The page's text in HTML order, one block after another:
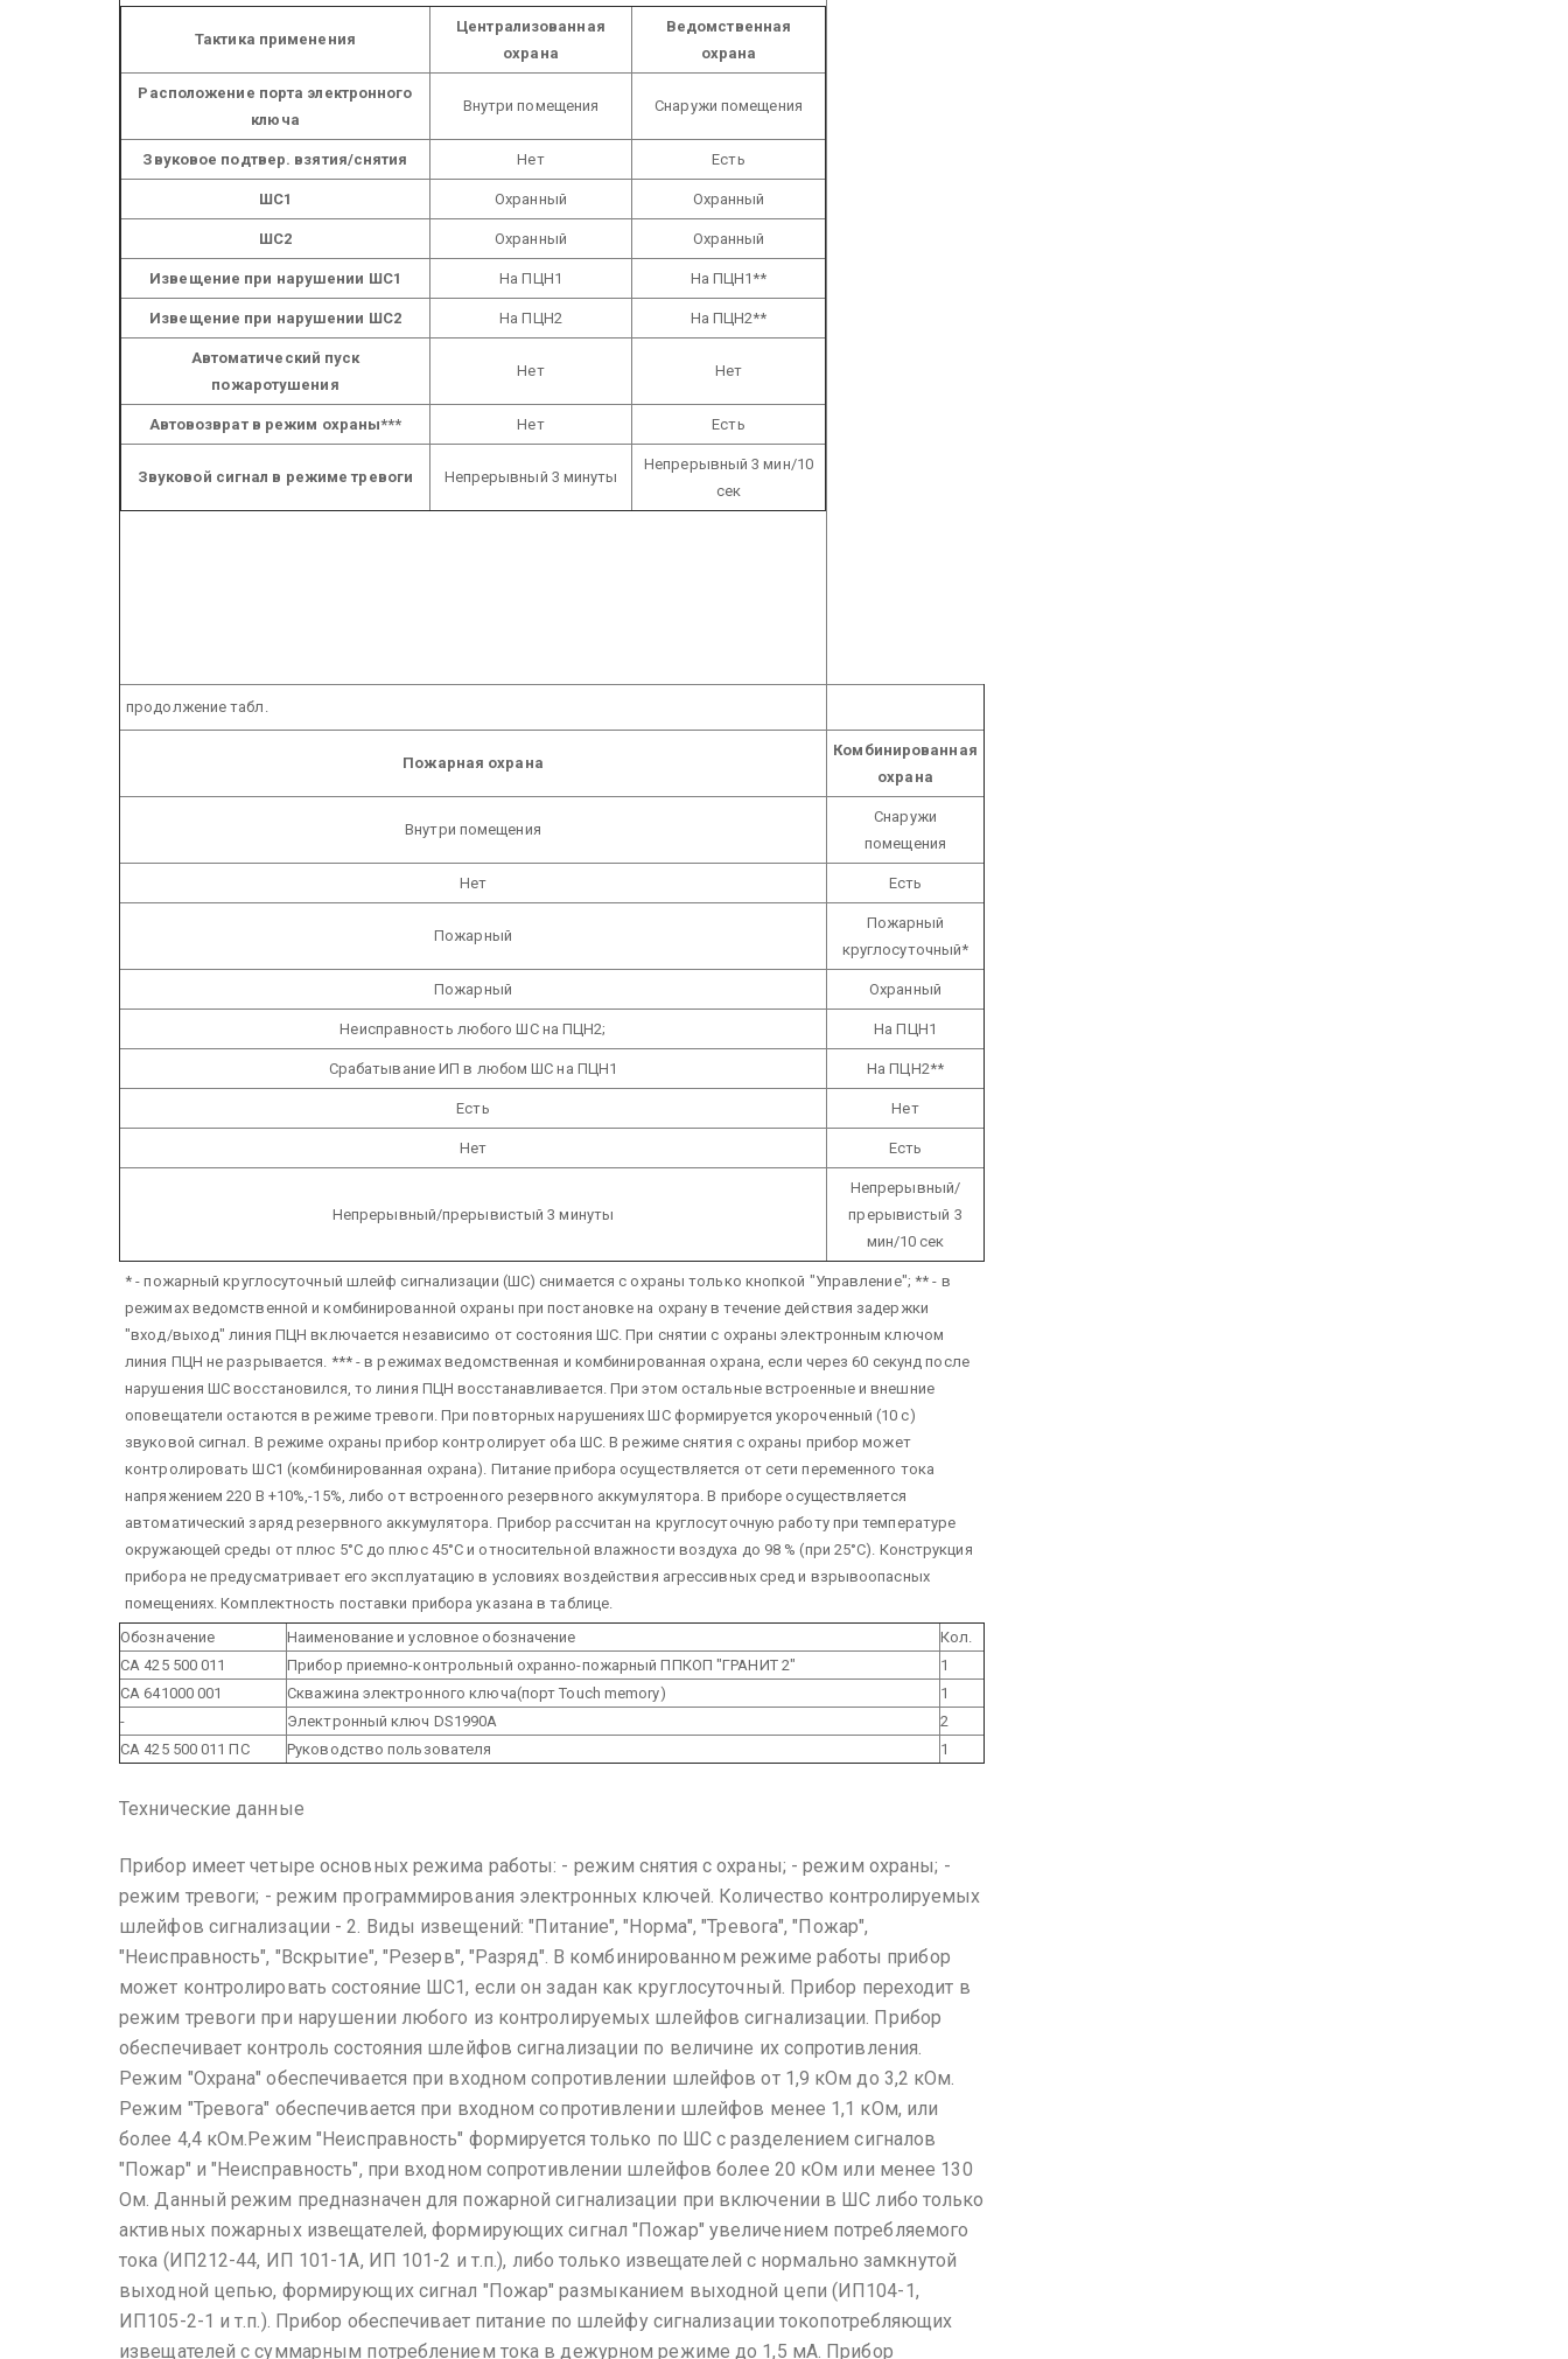
Тактика применения
Централизованная
охрана
Ведомственная
охрана
Расположение порта электронного
ключа
Внутри помещения Снаружи помещения
Звуковое подтвер. взятия/снятия Нет Есть
ШС1 Охранный Охранный
ШС2 Охранный Охранный
Извещение при нарушении ШС1 На ПЦН1 На ПЦН1**
Извещение при нарушении ШС2 На ПЦН2 На ПЦН2**
Автоматический пуск
пожаротушения
Нет Нет
Автовозврат в режим охраны*** Нет Есть
Звуковой сигнал в режиме тревоги Непрерывный 3 минуты
Непрерывный 3 мин/10
сек
продолжение табл.
Пожарная охрана
Комбинированная
охрана
Внутри помещения
Снаружи
помещения
Нет Есть
Пожарный
Пожарный
круглосуточный*
Пожарный Охранный
Неисправность любого ШС на ПЦН2; На ПЦН1
Срабатывание ИП в любом ШС на ПЦН1 На ПЦН2**
Есть Нет
Нет Есть
Непрерывный/прерывистый 3 минуты
Непрерывный/
прерывистый 3
мин/10 сек
* - пожарный круглосуточный шлейф сигнализации (ШС) снимается с охраны только кнопкой "Управление"; ** - в
режимах ведомственной и комбинированной охраны при постановке на охрану в течение действия задержки
"вход/выход" линия ПЦН включается независимо от состояния ШС. При снятии с охраны электронным ключом
линия ПЦН не разрывается. *** - в режимах ведомственная и комбинированная охрана, если через 60 секунд после
нарушения ШС восстановился, то линия ПЦН восстанавливается. При этом остальные встроенные и внешние
оповещатели остаются в режиме тревоги. При повторных нарушениях ШС формируется укороченный (10 с)
звуковой сигнал. В режиме охраны прибор контролирует оба ШС. В режиме снятия с охраны прибор может
контролировать ШС1 (комбинированная охрана). Питание прибора осуществляется от сети переменного тока
напряжением 220 В +10%,-15%, либо от встроенного резервного аккумулятора. В приборе осуществляется
автоматический заряд резервного аккумулятора. Прибор рассчитан на круглосуточную работу при температуре
окружающей среды от плюс 5°С до плюс 45°С и относительной влажности воздуха до 98 % (при 25°С). Конструкция
прибора не предусматривает его эксплуатацию в условиях воздействия агрессивных сред и взрывоопасных
помещениях.Комплектность поставки прибора указана в таблице.
Обозначение
Наименование и условное обозначение
Кол.
СА 425 500 011
Прибор приемно-контрольный охранно-пожарный ППКОП "ГРАНИТ 2"
1
СА 641000 001
Скважина электронного ключа(порт Touch memory)
1
-
Электронный ключ DS1990A
2
СА 425 500 011 ПС
Руководство пользователя 1
Технические данные
Прибор имеет четыре основных режима работы: - режим снятия с охраны; - режим охраны; -
режим тревоги; - режим программирования электронных ключей. Количество контролируемых
шлейфов сигнализации - 2. Виды извещений: "Питание", "Норма", "Тревога", "Пожар",
"Неисправность", "Вскрытие", "Резерв", "Разряд". В комбинированном режиме работы прибор
может контролировать состояние ШС1, если он задан как круглосуточный. Прибор переходит в
режим тревоги при нарушении любого из контролируемых шлейфов сигнализации. Прибор
обеспечивает контроль состояния шлейфов сигнализации по величине их сопротивления.
Режим "Охрана" обеспечивается при входном сопротивлении шлейфов от 1,9 кОм до 3,2 кОм.
Режим "Тревога" обеспечивается при входном сопротивлении шлейфов менее 1,1 кОм, или
более 4,4 кОм.Режим "Неисправность" формируется только по ШС с разделением сигналов
"Пожар" и "Неисправность", при входном сопротивлении шлейфов более 20 кОм или менее 130
Ом. Данный режим предназначен для пожарной сигнализации при включении в ШС либо только
активных пожарных извещателей, формирующих сигнал "Пожар" увеличением потребляемого
тока (ИП212-44, ИП 101-1А, ИП 101-2 и т.п.), либо только извещателей с нормально замкнутой
выходной цепью, формирующих сигнал "Пожар" размыканием выходной цепи (ИП104-1,
ИП105-2-1 и т.п.). Прибор обеспечивает питание по шлейфу сигнализации токопотребляющих
извещателей с суммарным потреблением тока в дежурном режиме до 1,5 мА. Прибор